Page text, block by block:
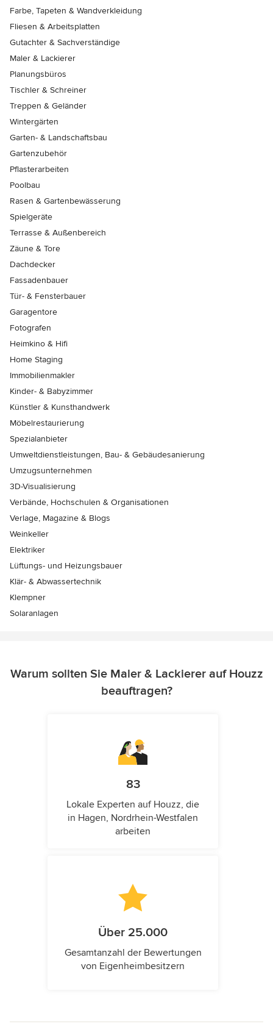
Farbe, Tapeten & Wandverkleidung
Fliesen & Arbeitsplatten
Gutachter & Sachverständige
Maler & Lackierer
Planungsbüros
Tischler & Schreiner
Treppen & Geländer
Wintergärten
Garten- & Landschaftsbau
Gartenzubehör
Pflasterarbeiten
Poolbau
Rasen & Gartenbewässerung
Spielgeräte
Terrasse & Außenbereich
Zäune & Tore
Dachdecker
Fassadenbauer
Tür- & Fensterbauer
Garagentore
Fotografen
Heimkino & Hifi
Home Staging
Immobilienmakler
Kinder- & Babyzimmer
Künstler & Kunsthandwerk
Möbelrestaurierung
Spezialanbieter
Umweltdienstleistungen, Bau- & Gebäudesanierung
Umzugsunternehmen
3D-Visualisierung
Verbände, Hochschulen & Organisationen
Verlage, Magazine & Blogs
Weinkeller
Elektriker
Lüftungs- und Heizungsbauer
Klär- & Abwassertechnik
Klempner
Solaranlagen
Warum sollten Sie Maler & Lackierer auf Houzz
beauftragen?
83
Lokale Experten auf Houzz, die
in Hagen, Nordrhein-Westfalen
arbeiten
Über 25.000
Gesamtanzahl der Bewertungen
von Eigenheimbesitzern